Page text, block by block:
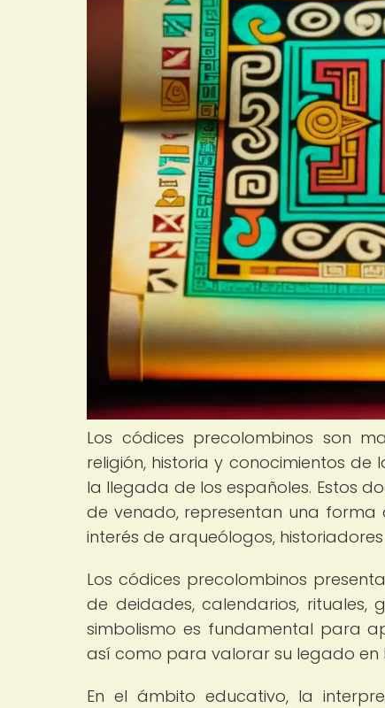
Los códices precolombinos son
religión, historia y conocimientos de
la llegada de los españoles. Estos
de venado, representan una
interés de arqueólogos,
Los códices precolombinos
de deidades, calendarios, rituales,
simbolismo es fundamental para
así como para valorar su legado en
En el ámbito educativo, la